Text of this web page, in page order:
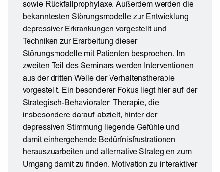
sowie Rückfallprophylaxe. Außerdem werden die
bekanntesten Störungsmodelle zur Entwicklung
depressiver Erkrankungen vorgestellt und
Techniken zur Erarbeitung dieser
Störungsmodelle mit Patienten besprochen. Im
zweiten Teil des Seminars werden Interventionen
aus der dritten Welle der Verhaltenstherapie
vorgestellt. Ein besonderer Fokus liegt hier auf der
Strategisch-Behavioralen Therapie, die
insbesondere darauf abzielt, hinter der
depressiven Stimmung liegende Gefühle und
damit einhergehende Bedürfnisfrustrationen
herauszuarbeiten und alternative Strategien zum
Umgang damit zu finden. Motivation zu interaktiver